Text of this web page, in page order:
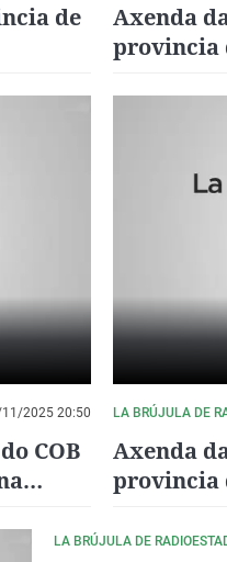
de
Axenda
provincia
2025 20:50
COB
LA BRÚJULA DE
Axenda
provincia
LA BRÚJULA DE